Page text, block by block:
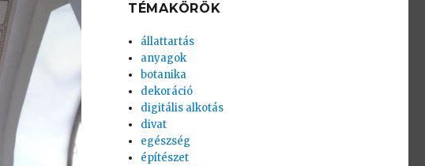
TÉMAKÖRÖK
állattartás
anyagok
botanika
dekoráció
digitális alkotás
divat
egészség
építészet